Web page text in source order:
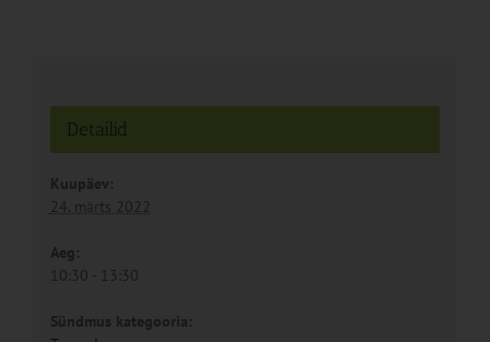
Detailid
Kuupäev:
24. märts 2022
Aeg:
10:30 - 13:30
Sündmus kategooria: